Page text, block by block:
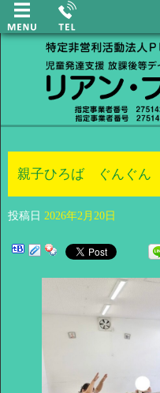
親子ひろば ぐんぐん
投稿日 2026年2月20日